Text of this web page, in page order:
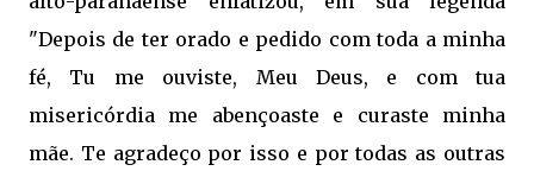
"Depois de ter orado e pedido com toda a minha
fé, Tu me ouviste, Meu Deus, e com tua
misericórdia me abençoaste e curaste minha
mãe. Te agradeço por isso e por todas as outras